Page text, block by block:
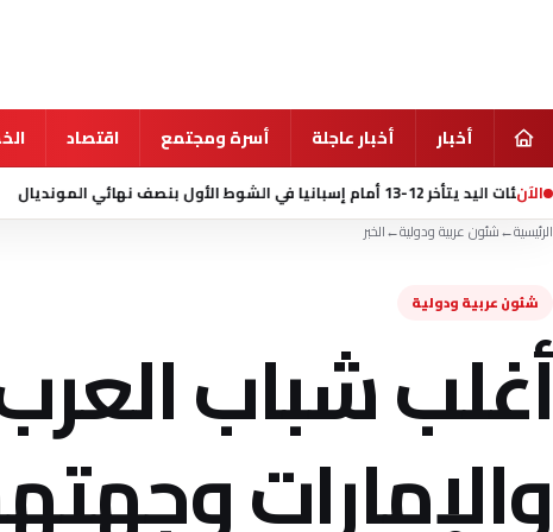
أخبار أخبار عاجلة أسرة ومجتمع اقتصاد
الآن منذ 20 ساعة مقتل 7 أشخاص في إطلاق نار بمدرسة شمال بانكوك
الرئيسية←شئون عربية ودولية←الخبر
شئون عربية ودولية
أغلب شباب
والإمارات